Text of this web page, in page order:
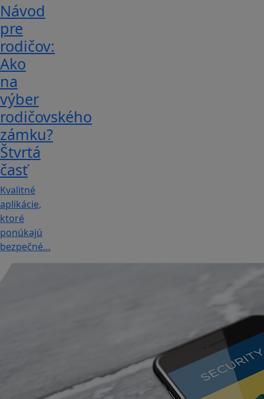
Návod
pre
rodičov:
Ako
na
výber
rodičovského
zámku?
Štvrtá
časť
Kvalitné
aplikácie,
ktoré
ponúkajú
bezpečné…